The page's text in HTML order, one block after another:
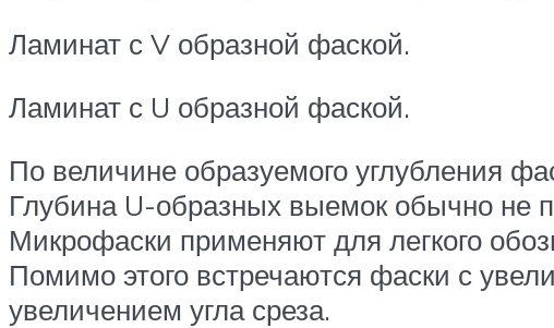
Ламинат с V образной фаской.
Ламинат с U образной фаской.
По величине образуемого углубления
Глубина U-образных выемок обычно не
Микрофаски применяют для легкого
Помимо этого встречаются фаски с
увеличением угла среза.